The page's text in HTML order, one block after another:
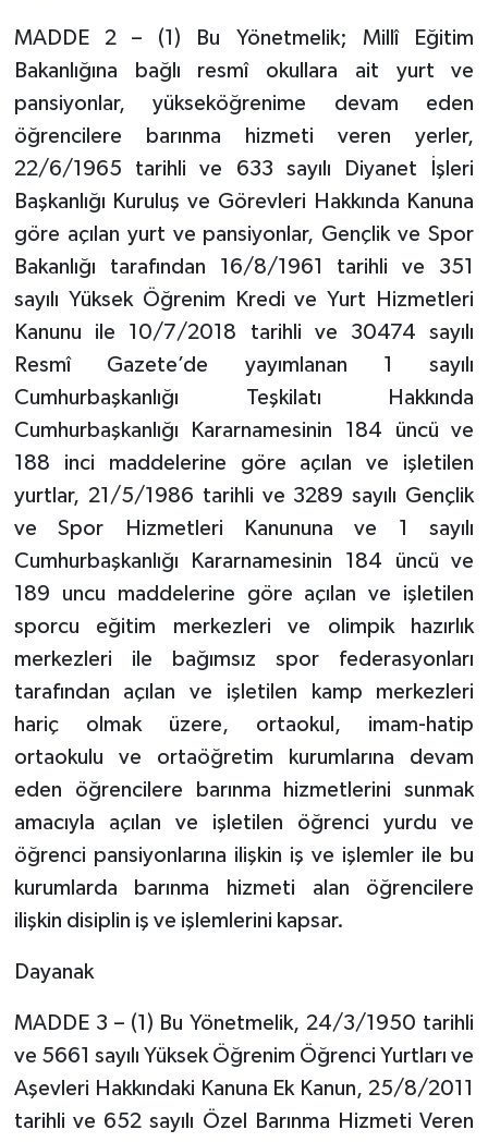
MADDE 2 – (1) Bu Yönetmelik; Millî Eğitim
Bakanlığına bağlı resmî okullara ait yurt ve
pansiyonlar, yükseköğrenime devam eden
öğrencilere barınma hizmeti veren yerler,
22/6/1965 tarihli ve 633 sayılı Diyanet İşleri
Başkanlığı Kuruluş ve Görevleri Hakkında Kanuna
göre açılan yurt ve pansiyonlar, Gençlik ve Spor
Bakanlığı tarafından 16/8/1961 tarihli ve 351
sayılı Yüksek Öğrenim Kredi ve Yurt Hizmetleri
Kanunu ile 10/7/2018 tarihli ve 30474 sayılı
Resmî Gazete’de yayımlanan 1 sayılı
Cumhurbaşkanlığı Teşkilatı Hakkında
Cumhurbaşkanlığı Kararnamesinin 184 üncü ve
188 inci maddelerine göre açılan ve işletilen
yurtlar, 21/5/1986 tarihli ve 3289 sayılı Gençlik
ve Spor Hizmetleri Kanununa ve 1 sayılı
Cumhurbaşkanlığı Kararnamesinin 184 üncü ve
189 uncu maddelerine göre açılan ve işletilen
sporcu eğitim merkezleri ve olimpik hazırlık
merkezleri ile bağımsız spor federasyonları
tarafından açılan ve işletilen kamp merkezleri
hariç olmak üzere, ortaokul, imam-hatip
ortaokulu ve ortaöğretim kurumlarına devam
eden öğrencilere barınma hizmetlerini sunmak
amacıyla açılan ve işletilen öğrenci yurdu ve
öğrenci pansiyonlarına ilişkin iş ve işlemler ile bu
kurumlarda barınma hizmeti alan öğrencilere
ilişkin disiplin iş ve işlemlerini kapsar.
Dayanak
MADDE 3 – (1) Bu Yönetmelik, 24/3/1950 tarihli
ve 5661 sayılı Yüksek Öğrenim Öğrenci Yurtları ve
Aşevleri Hakkındaki Kanuna Ek Kanun, 25/8/2011
tarihli ve 652 sayılı Özel Barınma Hizmeti Veren